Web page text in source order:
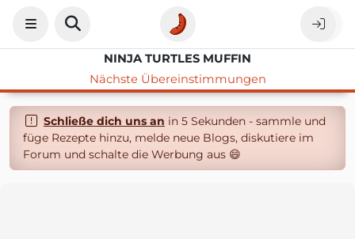
NINJA TURTLES MUFFIN
Nächste Übereinstimmungen
Schließe dich uns an in 5 Sekunden - sammle und
füge Rezepte hinzu, melde neue Blogs, diskutiere im
Forum und schalte die Werbung aus 😄